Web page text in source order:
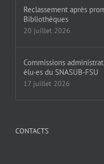
Reclassement après
Bibliothèques
20 juillet 2026
Commissions
élu·es du SNASUB-FSU
17 juillet 2026
CONTACTS